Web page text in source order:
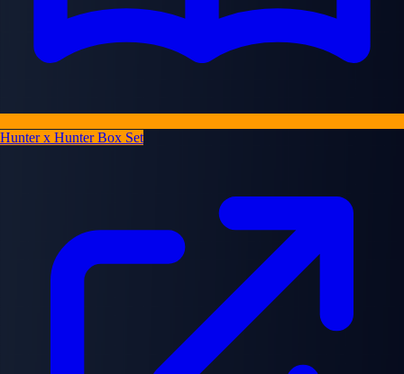
Hunter x Hunter Box Set